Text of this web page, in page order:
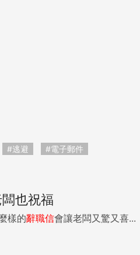
#逃避 #電子郵件
也祝福
民文化中心 怎麼樣的辭職信會讓老闆又驚又喜...